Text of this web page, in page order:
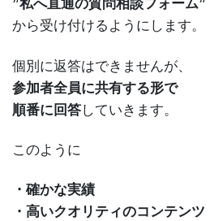
”私へ直通の質問相談フォーム”
から受け付けるようにします。
個別に返答はできませんが、
参加者全員に共有する形で
順番に回答していきます。
このように
・確かな実績
・高いクオリティのコンテンツ